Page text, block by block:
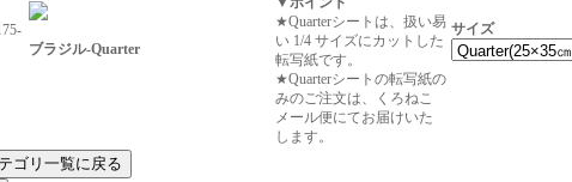
ブラジル-Quarter
★Quarterシートは、扱い易
い 1/4 サイズにカットした
転写紙です。
★Quarterシートの転写紙の
みのご注文は、くろねこ
メール便にてお届けいた
します。
サイズ